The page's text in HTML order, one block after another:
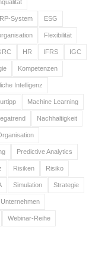
System ESG
Flexibilität
HR IFRS IGC
Kompetenzen
Intelligenz
Machine Learning
Nachhaltigkeit
Predictive Analytics
Risiken Risiko
Simulation Strategie
Unternehmen
Webinar-Reihe